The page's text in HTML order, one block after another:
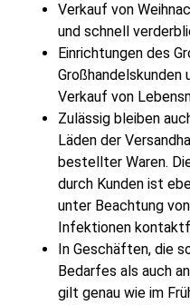
Verkauf von
und schnell
Einrichtungen des
Verkauf von
Zulässig bleiben
Läden der
bestellter Waren.
durch Kunden ist
unter Beachtung
Infektionen
In Geschäften, die
Bedarfes als auch
gilt genau wie im